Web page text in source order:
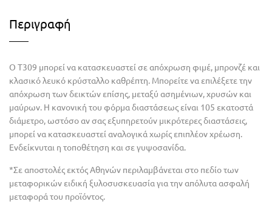
Περιγραφή
Ο T309 μπορεί να κατασκευαστεί σε απόχρωση φιμέ, μπρονζέ και
κλασικό λευκό κρύσταλλο καθρέπτη. Mπορείτε να επιλέξετε την
απόχρωση των δεικτών επίσης, μεταξύ ασημένιων, χρυσών και
μαύρων. Η κανονική του φόρμα διαστάσεως είναι 105 εκατοστά
διάμετρο, ωστόσο αν σας εξυπηρετούν μικρότερες διαστάσεις,
μπορεί να κατασκευαστεί αναλογικά χωρίς επιπλέον χρέωση.
Ενδείκνυται η τοποθέτηση και σε γυψοσανίδα.
*Σε αποστολές εκτός Αθηνών περιλαμβάνεται στο πεδίο των
μεταφορικών ειδική ξυλοσυσκευασία για την απόλυτα ασφαλή
μεταφορά του προϊόντος.